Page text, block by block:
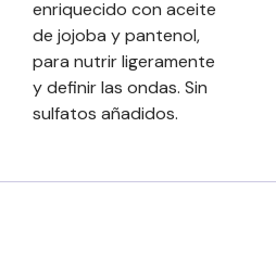
enriquecido con aceite
de jojoba y pantenol,
para nutrir ligeramente
y definir las ondas. Sin
sulfatos añadidos.